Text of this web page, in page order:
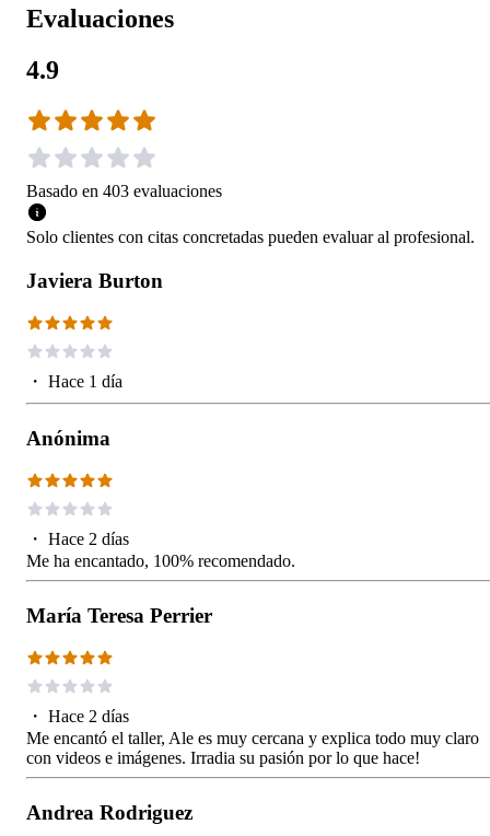
Evaluaciones
4.9
Basado en 403 evaluaciones
Solo clientes con citas concretadas pueden evaluar al profesional.
Javiera Burton
・ Hace 1 día
Anónima
・ Hace 2 días
Me ha encantado, 100% recomendado.
María Teresa Perrier
・ Hace 2 días
Me encantó el taller, Ale es muy cercana y explica todo muy claro
con videos e imágenes. Irradia su pasión por lo que hace!
Andrea Rodriguez